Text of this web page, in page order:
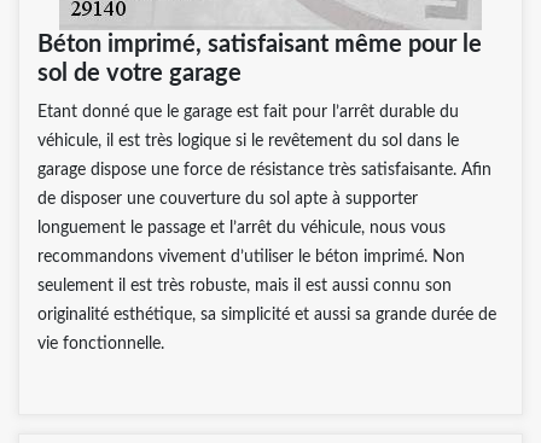
Béton imprimé, satisfaisant même pour le
sol de votre garage
Etant donné que le garage est fait pour l’arrêt durable du
véhicule, il est très logique si le revêtement du sol dans le
garage dispose une force de résistance très satisfaisante. Afin
de disposer une couverture du sol apte à supporter
longuement le passage et l’arrêt du véhicule, nous vous
recommandons vivement d’utiliser le béton imprimé. Non
seulement il est très robuste, mais il est aussi connu son
originalité esthétique, sa simplicité et aussi sa grande durée de
vie fonctionnelle.